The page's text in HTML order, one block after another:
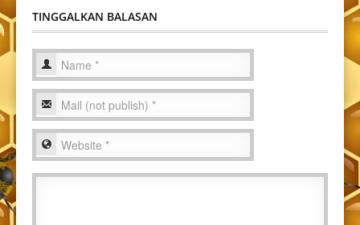
TINGGALKAN BALASAN